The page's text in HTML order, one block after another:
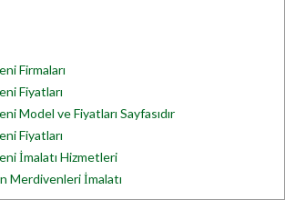
Firmaları
Fiyatları
Model ve Fiyatları Sayfasıdır
Fiyatları
İmalatı Hizmetleri
Merdivenleri İmalatı